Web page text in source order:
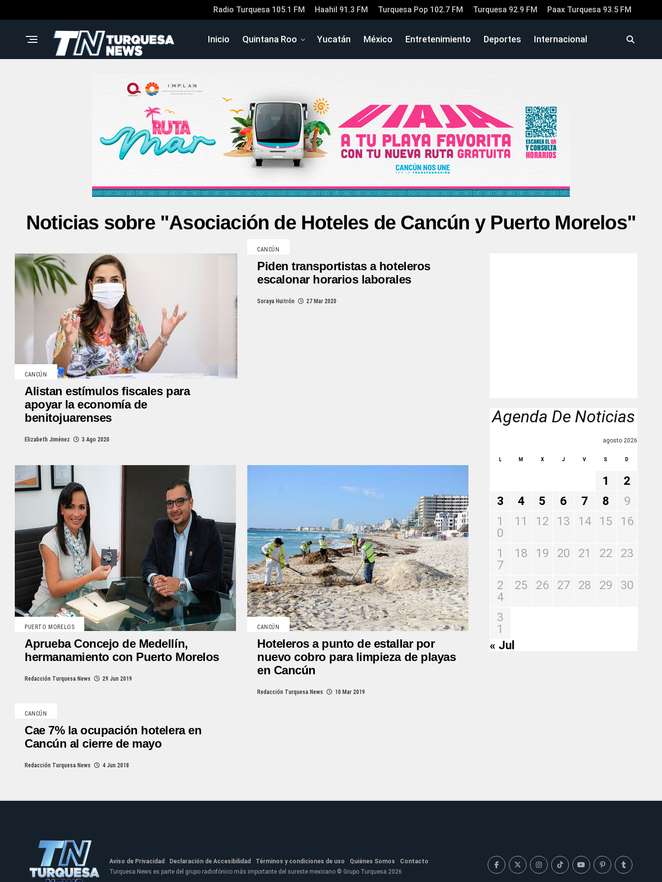
Radio Turquesa 105.1 FM Haahil 91.3 FM Turquesa Pop 102.7 FM Turquesa 92.9 FM Paax Turquesa 93.5 FM
Inicio Quintana Roo Yucatán México Entretenimiento Deportes Internacional
Noticias sobre "Asociación de Hoteles de Cancún y Puerto Morelos"
CANCÚN
Alistan estímulos fiscales para
apoyar la economía de
benitojuarenses
Elizabeth Jiménez 3 Ago 2020
CANCÚN
Piden transportistas a hoteleros
escalonar horarios laborales
Soraya Huitrón 27 Mar 2020
PUERTO MORELOS
Aprueba Concejo de Medellín,
hermanamiento con Puerto Morelos
Redacción Turquesa News 29 Jun 2019
CANCÚN
Hoteleros a punto de estallar por
nuevo cobro para limpieza de playas
en Cancún
Redacción Turquesa News 10 Mar 2019
CANCÚN
Cae 7% la ocupación hotelera en
Cancún al cierre de mayo
Redacción Turquesa News 4 Jun 2018
Agenda De Noticias
agosto 2026
L M X J V S D
1
2
3
4 5 6 7 8
9
1
0
11 12 13 14 15 16
1
7
18 19 20 21 22 23
2
4
25 26 27 28 29 30
3
1
« Jul
Aviso de Privacidad Declaración de Accesibilidad Términos y condiciones de uso Quiénes Somos
Contacto
Turquesa News es parte del grupo radiofónico más importante del sureste mexicano © Grupo Turquesa 2026